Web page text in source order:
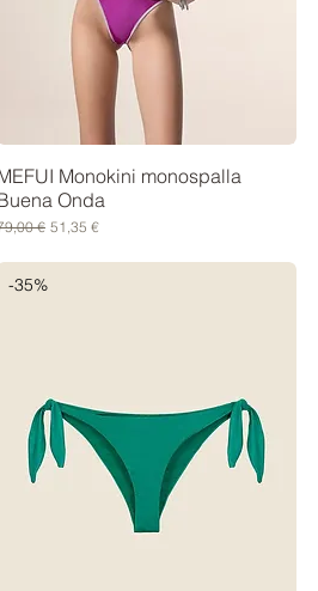
Monokini monospalla
Onda
regolare
€ Prezzo scontato
51,35 €
-35%